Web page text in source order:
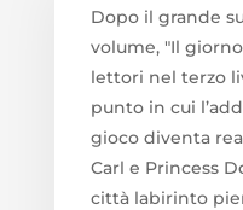
Dopo il grande
volume, "Il
lettori nel terzo
punto in cui
gioco diventa
Carl e Princess
città labirinto